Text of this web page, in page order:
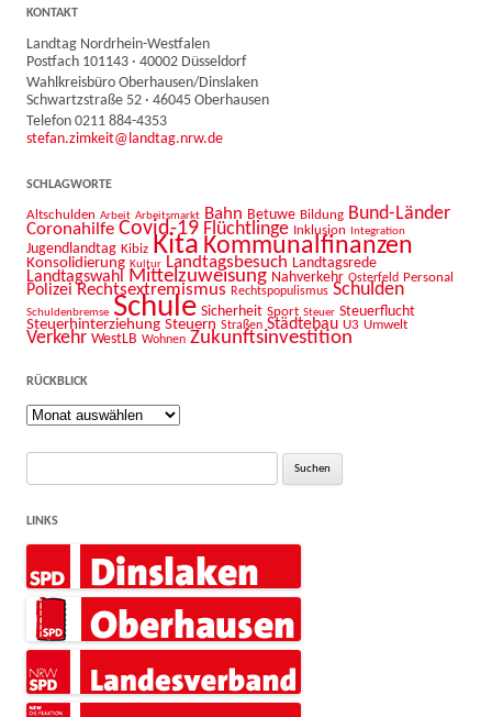
KONTAKT
Landtag Nordrhein-Westfalen
Postfach 101143 · 40002 Düsseldorf
Wahlkreisbüro Oberhausen/Dinslaken
Schwartzstraße 52 · 46045 Oberhausen
Telefon 0211 884-4353
stefan.zimkeit@landtag.nrw.de
SCHLAGWORTE
Altschulden Arbeit Arbeitsmarkt Bahn Betuwe Bildung Bund-Länder
Coronahilfe Covid-19 Flüchtlinge Inklusion Integration
Jugendlandtag Kibiz Kita Kommunalfinanzen
Konsolidierung Kultur Landtagsbesuch Landtagsrede
Landtagswahl Mittelzuweisung Nahverkehr Osterfeld Personal
Polizei Rechtsextremismus Rechtspopulismus Schulden
Schuldenbremse Schule Sicherheit Sport Steuer Steuerflucht
Steuerhinterziehung Steuern Straßen Städtebau U3 Umwelt
Verkehr WestLB Wohnen Zukunftsinvestition
RÜCKBLICK
Rückblick
Suche
LINKS